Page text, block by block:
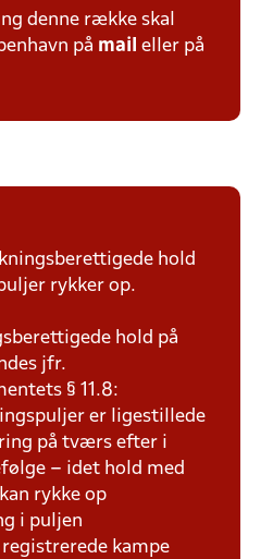
denne række skal
på mail eller på
hold
rykker op.
hold på
jfr.
§ 11.8:
er ligestillede
på tværs efter i
– idet hold med
rykke op
i puljen
kampe